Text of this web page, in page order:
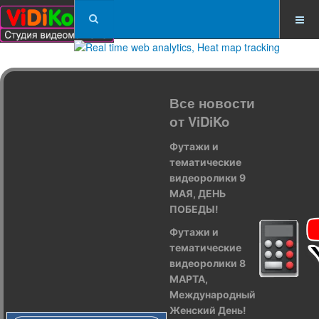
Все новости
от ViDiKo
Футажи и
тематические
видеоролики 9
МАЯ, ДЕНЬ
ПОБЕДЫ!
Футажи и
тематические
видеоролики 8
МАРТА,
Международный
Женский День!